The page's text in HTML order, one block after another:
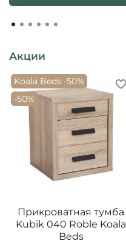
Акции
Koala Beds -50%
-50%
Прикроватная тумба
Kubik 040 Roble Koala
Beds